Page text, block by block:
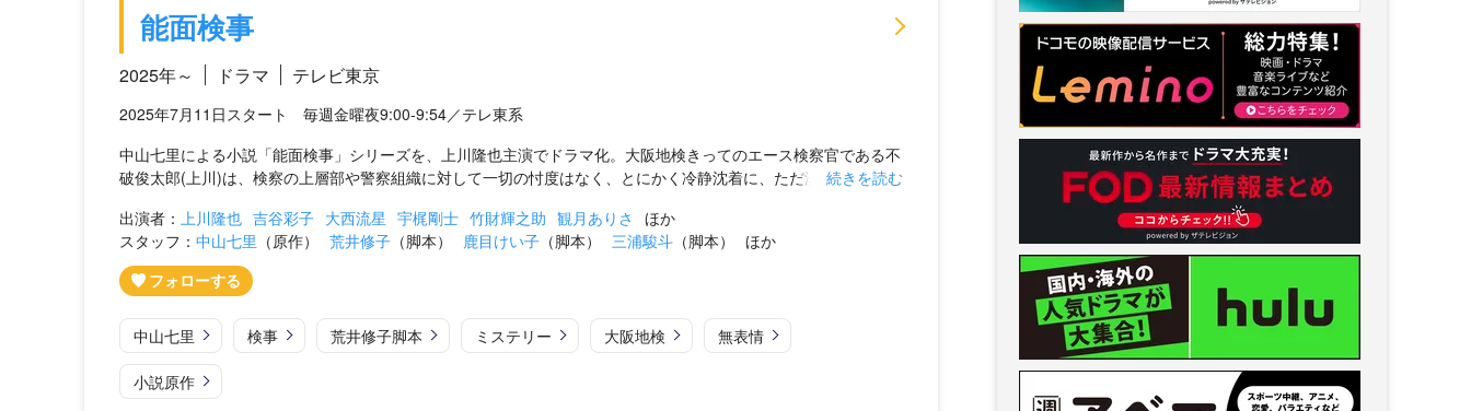
能面検事
2025年～ ドラマ テレビ東京
2025年7月11日スタート 毎週金曜夜9:00-9:54／テレ東系
中山七里による小説「能面検事」シリーズを、上川隆也主演でドラマ化。大阪地検きってのエース検察官である不
破俊太郎(上川)は、検察の上層部や警察組織に対して一切の忖度はなく、とにかく冷静沈着に、ただ淡々と...続きを読む
出演者： 上川隆也 吉谷彩子 大西流星 宇梶剛士 竹財輝之助 観月ありさ
ほか
スタッフ： 中山七里 （原作） 荒井修子 （脚本） 鹿目けい子 （脚本） 三浦駿斗 （脚本） ほか
中山七里 検事 荒井修子脚本 ミステリー 大阪地検 無表情
小説原作